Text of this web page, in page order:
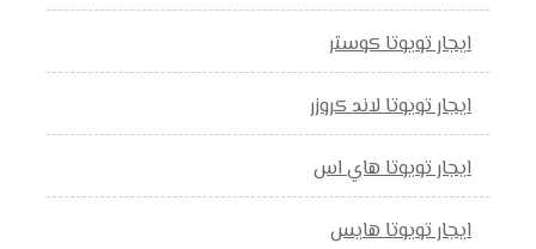
ايجار تويوتا كوستر
ايجار تويوتا لاند كروزر
ايجار تويوتا هاي اس
ايجار تويوتا هايس